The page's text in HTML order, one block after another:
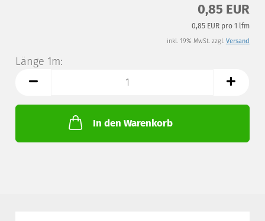
0,85 EUR
0,85 EUR pro 1 lfm
inkl. 19% MwSt. zzgl. Versand
Länge 1m:
In den Warenkorb